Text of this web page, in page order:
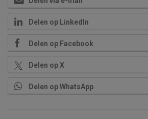
Delen op LinkedIn
Delen op Facebook
Delen op X
Delen op WhatsApp